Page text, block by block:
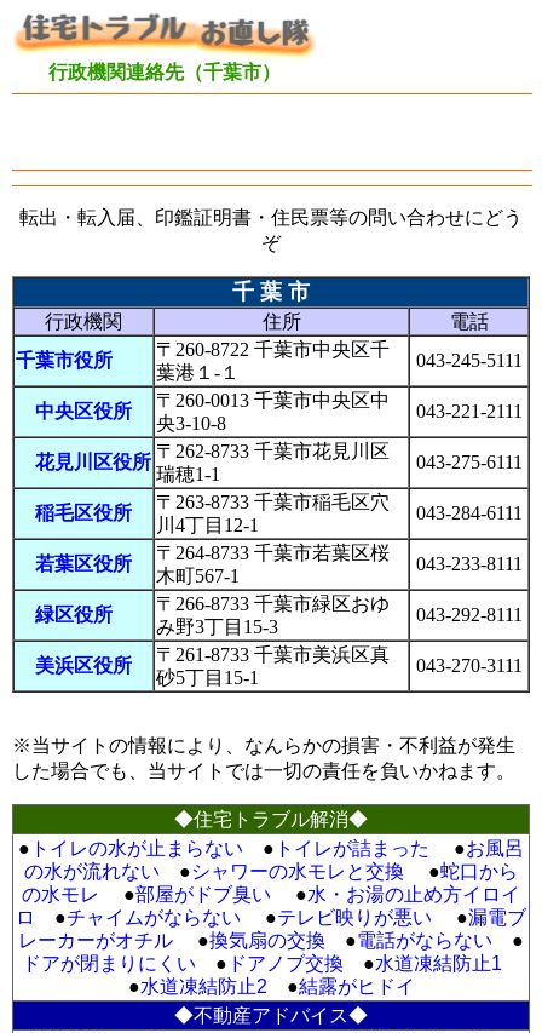
行政機関連絡先（千葉市）
転出・転入届、印鑑証明書・住民票等の問い合わせにどう
ぞ
千 葉 市
行政機関 住所
電話
千葉市役所
〒260-8722 千葉市中央区千
葉港１-１
043-245-5111
中央区役所
〒260-0013 千葉市中央区中
央3-10-8
043-221-2111
花見川区役所
〒262-8733 千葉市花見川区
瑞穂1-1
043-275-6111
稲毛区役所
〒263-8733 千葉市稲毛区穴
川4丁目12-1
043-284-6111
若葉区役所
〒264-8733 千葉市若葉区桜
木町567-1
043-233-8111
緑区役所
〒266-8733 千葉市緑区おゆ
み野3丁目15-3
043-292-8111
美浜区役所
〒261-8733 千葉市美浜区真
砂5丁目15-1
043-270-3111
※当サイトの情報により、なんらかの損害・不利益が発生
した場合でも、当サイトでは一切の責任を負いかねます。
◆住宅トラブル解消◆
● トイレの水が止まらない ● トイレが詰まった ●お風呂
の水が流れない ●シャワーの水モレと交換 ●蛇口から
の水モレ
●部屋がドブ臭い ●水・お湯の止め方イロイ
ロ
●チャイムがならない ●テレビ映りが悪い ●漏電ブ
レーカーがオチル ●換気扇の交換 ●電話がならない ●
ドアが閉まりにくい ● ドアノブ交換 ●水道凍結防止1
●水道凍結防止2 ●結露がヒドイ
◆不動産アドバイス◆